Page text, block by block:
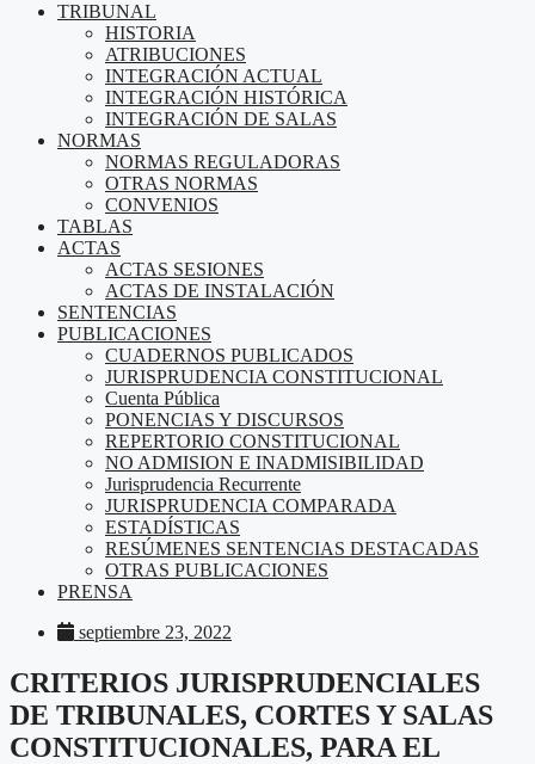
TRIBUNAL
HISTORIA
ATRIBUCIONES
INTEGRACIÓN ACTUAL
INTEGRACIÓN HISTÓRICA
INTEGRACIÓN DE SALAS
NORMAS
NORMAS REGULADORAS
OTRAS NORMAS
CONVENIOS
TABLAS
ACTAS
ACTAS SESIONES
ACTAS DE INSTALACIÓN
SENTENCIAS
PUBLICACIONES
CUADERNOS PUBLICADOS
JURISPRUDENCIA CONSTITUCIONAL
Cuenta Pública
PONENCIAS Y DISCURSOS
REPERTORIO CONSTITUCIONAL
NO ADMISION E INADMISIBILIDAD
Jurisprudencia Recurrente
JURISPRUDENCIA COMPARADA
ESTADÍSTICAS
RESÚMENES SENTENCIAS DESTACADAS
OTRAS PUBLICACIONES
PRENSA
septiembre 23, 2022
CRITERIOS JURISPRUDENCIALES
DE TRIBUNALES, CORTES Y SALAS
CONSTITUCIONALES, PARA EL